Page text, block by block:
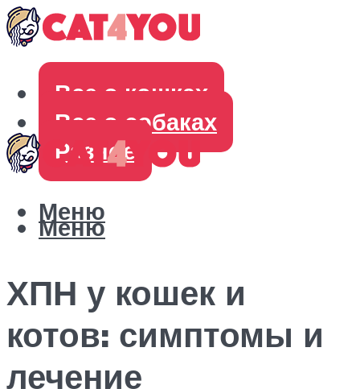
Все о кошках
Все о собаках
Разное
Меню
Меню
ХПН у кошек и
котов: симптомы и
лечение